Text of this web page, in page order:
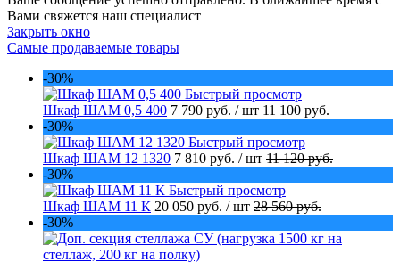
Вами свяжется наш специалист
Закрыть окно
Самые продаваемые товары
-30%
Быстрый просмотр
Шкаф ШАМ 0,5 400 7 790 руб. / шт 11 100 руб.
-30%
Быстрый просмотр
Шкаф ШАМ 12 1320 7 810 руб. / шт 11 120 руб.
-30%
Быстрый просмотр
Шкаф ШАМ 11 К 20 050 руб. / шт 28 560 руб.
-30%